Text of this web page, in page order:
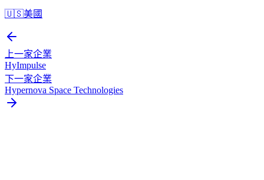
🇺🇸美國
上一家企業
HyImpulse
下一家企業
Hypernova Space Technologies